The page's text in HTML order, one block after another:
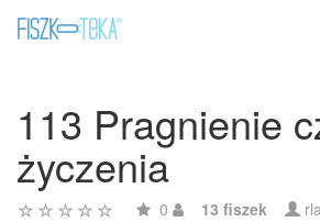
113 Pragnienie
życzenia
0 13 fiszek